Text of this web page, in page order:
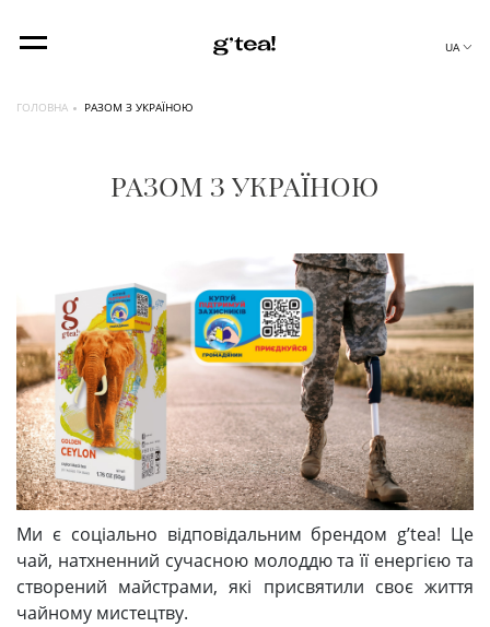
UA
ГОЛОВНА РАЗОМ З УКРАЇНОЮ
РАЗОМ З УКРАЇНОЮ
Ми є соціально відповідальним брендом g’tea! Це
чай, натхненний сучасною молоддю та її енергією та
створений майстрами, які присвятили своє життя
чайному мистецтву.